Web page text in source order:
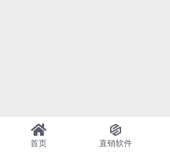
首页 直销软件